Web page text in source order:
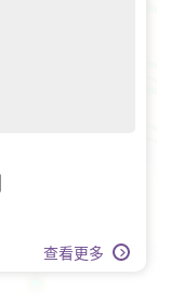
查看更多